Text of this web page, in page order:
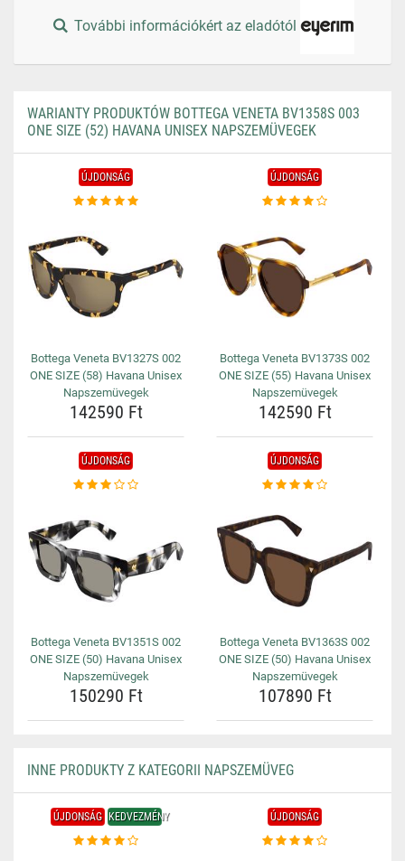
További információkért az eladótól
WARIANTY PRODUKTÓW BOTTEGA VENETA BV1358S 003
ONE SIZE (52) HAVANA UNISEX NAPSZEMÜVEGEK
ÚJDONSÁG
Bottega Veneta BV1327S 002
ONE SIZE (58) Havana Unisex
Napszemüvegek
142590 Ft
ÚJDONSÁG
Bottega Veneta BV1373S 002
ONE SIZE (55) Havana Unisex
Napszemüvegek
142590 Ft
ÚJDONSÁG
Bottega Veneta BV1351S 002
ONE SIZE (50) Havana Unisex
Napszemüvegek
150290 Ft
ÚJDONSÁG
Bottega Veneta BV1363S 002
ONE SIZE (50) Havana Unisex
Napszemüvegek
107890 Ft
INNE PRODUKTY Z KATEGORII NAPSZEMÜVEG
ÚJDONSÁG KEDVEZMÉNY ÚJDONSÁG